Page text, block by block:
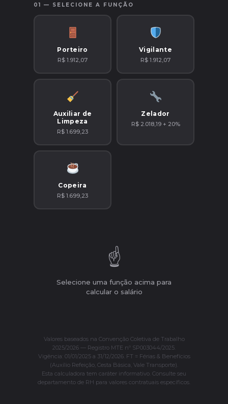
01 — SELECIONE A FUNÇÃO
Porteiro
R$ 1.912,07
Vigilante
R$ 1.912,07
Auxiliar de
Limpeza
R$ 1.699,23
Zelador
R$ 2.018,19 + 20%
Copeira
R$ 1.699,23
☝️
Selecione uma função acima para
calcular o salário
Valores baseados na Convenção Coletiva de Trabalho
2025/2026 — Registro MTE nº SP003044/2025.
Vigência: 01/01/2025 a 31/12/2026. FT = Férias & Benefícios
(Auxílio Refeição, Cesta Básica, Vale Transporte).
Esta calculadora tem caráter informativo. Consulte seu
departamento de RH para valores contratuais específicos.